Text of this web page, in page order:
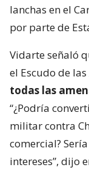
lanchas en el
por parte de
Vidarte señaló
el Escudo de
todas las
“¿Podría
militar contra
comercial?
intereses”, dijo